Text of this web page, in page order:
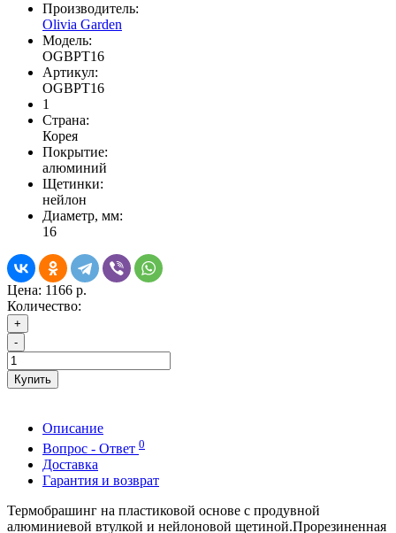
Производитель:
Olivia Garden
Модель:
OGBPT16
Артикул:
OGBPT16
1
Страна:
Корея
Покрытие:
алюминий
Щетинки:
нейлон
Диаметр, мм:
16
Цена: 1166 р.
Количество:
+
-
Купить
Описание
Вопрос - Ответ 0
Доставка
Гарантия и возврат
Термобрашинг на пластиковой основе с продувной
алюминиевой втулкой и нейлоновой щетиной.Прорезиненная